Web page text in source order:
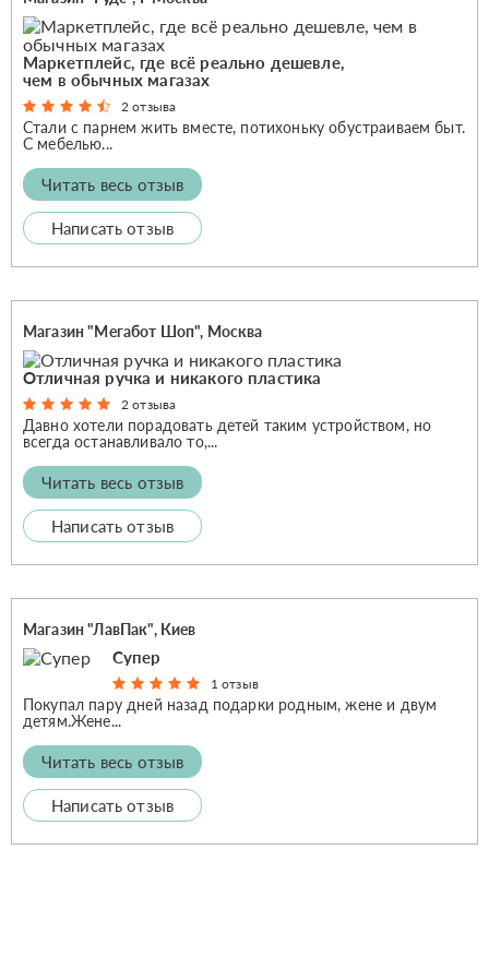
Маркетплейс, где всё реально дешевле,
чем в обычных магазах
2 отзыва
Стали с парнем жить вместе, потихоньку обустраиваем быт.
С мебелью...
Читать весь отзыв
Написать отзыв
Магазин "Мегабот Шоп", Москва
Отличная ручка и никакого пластика
2 отзыва
Давно хотели порадовать детей таким устройством, но
всегда останавливало то,...
Читать весь отзыв
Написать отзыв
Магазин "ЛавПак", Киев
Супер
1 отзыв
Покупал пару дней назад подарки родным, жене и двум
детям.Жене...
Читать весь отзыв
Написать отзыв